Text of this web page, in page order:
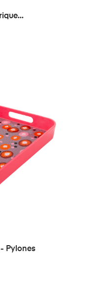
Pylones